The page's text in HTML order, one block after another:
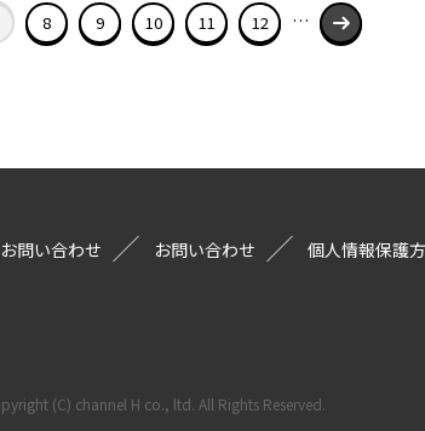
8 9 10 11 12 …
問い合わせ お問い合わせ 個人情報保護
(C) channel H co., ltd. All Rights Reserved.